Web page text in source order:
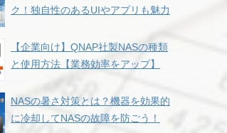
ク！独自性のあるUIやアプリも魅力
【企業向け】QNAP社製NASの種類
と使用方法【業務効率をアップ】
NASの暑さ対策とは？機器を効果的
に冷却してNASの故障を防ごう！